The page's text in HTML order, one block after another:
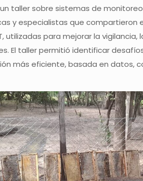
un taller sobre sistemas de
y especialistas que compartieron
utilizadas para mejorar la
El taller permitió identificar
más eficiente, basada en datos,